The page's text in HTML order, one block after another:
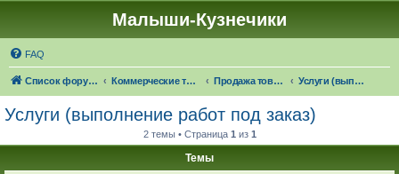
Малыши-Кузнечики
FAQ
Список форумов Коммерческие темы Продажа товаров "в наличии", оказание услуг Услуги (выполнение работ под заказ)
Услуги (выполнение работ под заказ)
2 темы • Страница 1 из 1
Темы